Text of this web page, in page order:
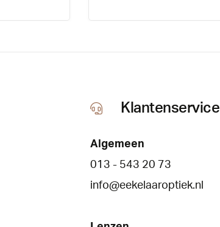
Klantenservice
Algemeen
013 - 543 20 73
info@eekelaaroptiek.nl